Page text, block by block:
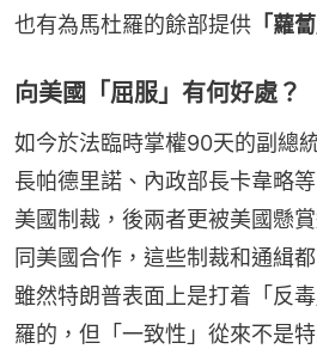
也有為馬杜羅的餘部提供 「蘿蔔
向美國「屈服」有何好處？
如今於法臨時掌權90天的副總
長帕德里諾、內政部長卡韋略
美國制裁，後兩者更被美國懸
同美國合作，這些制裁和通緝
雖然特朗普表面上是打着「反
羅的，但「一致性」從來不是